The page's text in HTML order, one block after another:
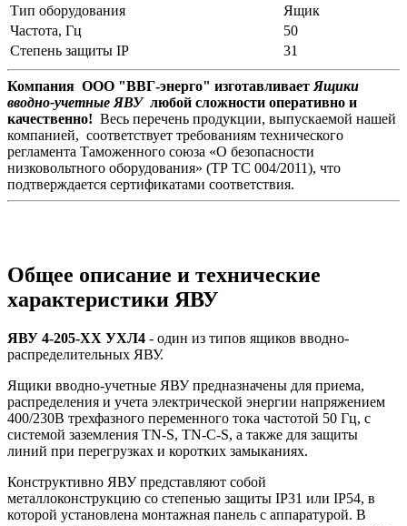
Тип оборудования
Ящик
Частота, Гц
50
Степень защиты IP
31
Компания ООО "ВВГ-энерго" изготавливает Ящики
вводно-учетные ЯВУ любой сложности оперативно и
качественно! Весь перечень продукции, выпускаемой нашей
компанией, соответствует требованиям технического
регламента Таможенного союза «О безопасности
низковольтного оборудования» (ТР ТС 004/2011), что
подтверждается сертификатами соответствия.
Общее описание и технические
характеристики ЯВУ
ЯВУ 4-205-ХХ УХЛ4 - один из типов ящиков вводно-
распределительных ЯВУ.
Ящики вводно-учетные ЯВУ предназначены для приема,
распределения и учета электрической энергии напряжением
400/230В трехфазного переменного тока частотой 50 Гц, с
системой заземления TN-S, TN-C-S, а также для защиты
линий при перегрузках и коротких замыканиях.
Конструктивно ЯВУ представляют собой
металлоконструкцию со степенью защиты IP31 или IP54, в
которой установлена монтажная панель с аппаратурой. В